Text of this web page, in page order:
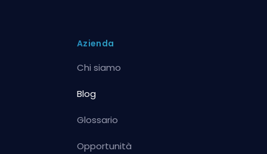
Azienda
Chi siamo
Blog
Glossario
Opportunità